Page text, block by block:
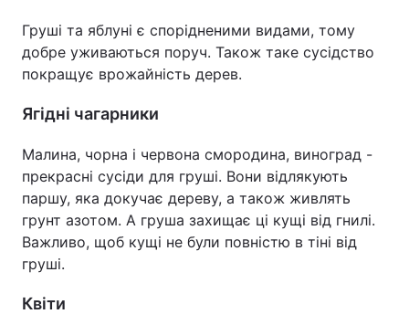
Груші та яблуні є спорідненими видами, тому
добре уживаються поруч. Також таке сусідство
покращує врожайність дерев.
Ягідні чагарники
Малина, чорна і червона смородина, виноград -
прекрасні сусіди для груші. Вони відлякують
паршу, яка докучає дереву, а також живлять
грунт азотом. А груша захищає ці кущі від гнилі.
Важливо, щоб кущі не були повністю в тіні від
груші.
Квіти